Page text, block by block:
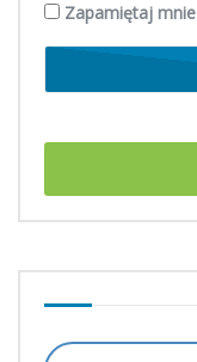
Zapamiętaj mnie